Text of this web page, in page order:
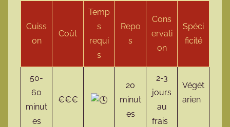
Cuiss
on
Coût
Temp
s
requi
s
Repo
s
Cons
ervati
on
Spéci
ficité
50-
60
minut
es
€€€
20
minut
es
2-3
jours
au
frais
Végét
arien